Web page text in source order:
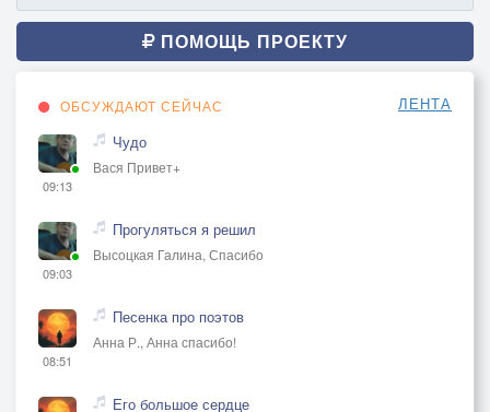
ПОМОЩЬ ПРОЕКТУ
ОБСУЖДАЮТ СЕЙЧАС ЛЕНТА
09:13
Чудо
Вася Привет+
09:03
Прогуляться я решил
Высоцкая Галина, Спасибо
08:51
Песенка про поэтов
Анна Р., Анна спасибо!
Его большое сердце